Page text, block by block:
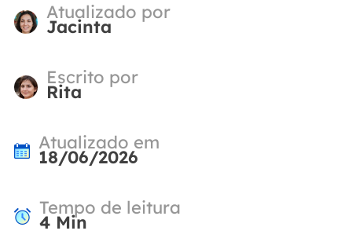
Atualizado por
Jacinta
Escrito por
Rita
Atualizado em
18/06/2026
Tempo de leitura
4Min